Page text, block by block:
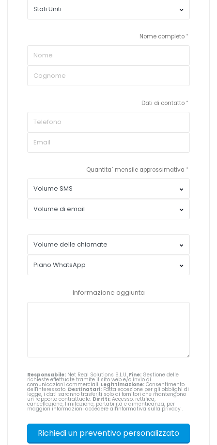
Nome completo
Dati di contatto
Quantita´ mensile approssimativa
Informazione aggiunta
Responsabile: Net Real Solutions S.L.U. Fine: Gestione delle
richieste effettuate tramite il sito web e/o invio di
comunicazioni commerciali. Legittimazione: Consentimento
dell'interessato. Destinatari: Fatta eccezione per gli obblighi di
legge, i dati saranno trasferiti solo ai fornitori che mantengono
un rapporto contrattuale. Diritti: Accesso, rettifica,
cancellazione, limitazione, portabilità e dimenticanza, per
maggiori informazioni accedere all'informativa sulla privacy .